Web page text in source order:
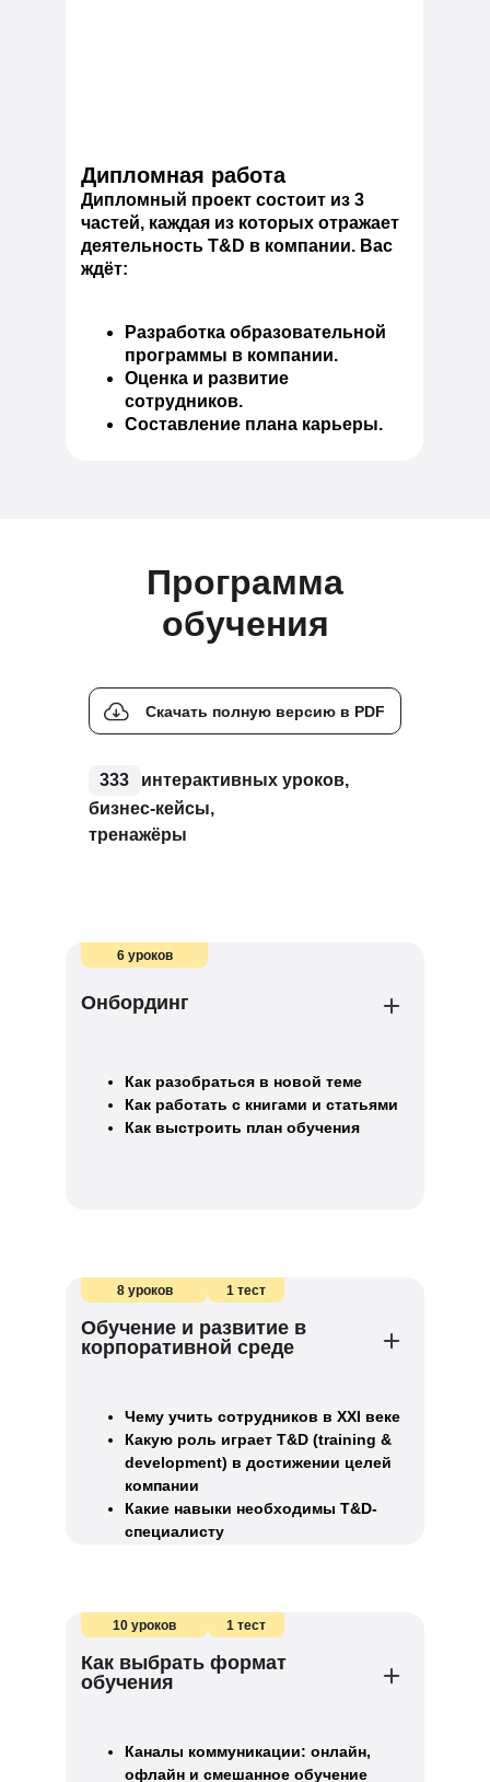
Дипломная работа
Дипломный проект состоит из 3
частей, каждая из которых отражает
деятельность T&D в компании. Вас
ждёт:
Разработка образовательной
программы в компании.
Оценка и развитие
сотрудников.
Составление плана карьеры.
Программа
обучения
Скачать полную версию в PDF
333
интерактивных уроков,
бизнес-кейсы,
тренажёры
6 уроков
Онбординг
Как разобраться в новой теме
Как работать с книгами и статьями
Как выстроить план обучения
8 уроков 1 тест
Обучение и развитие в
корпоративной среде
Чему учить сотрудников в XXI веке
Какую роль играет T&D (training &
development) в достижении целей
компании
Какие навыки необходимы T&D-
специалисту
10 уроков 1 тест
Как выбрать формат
обучения
Каналы коммуникации: онлайн,
офлайн и смешанное обучение